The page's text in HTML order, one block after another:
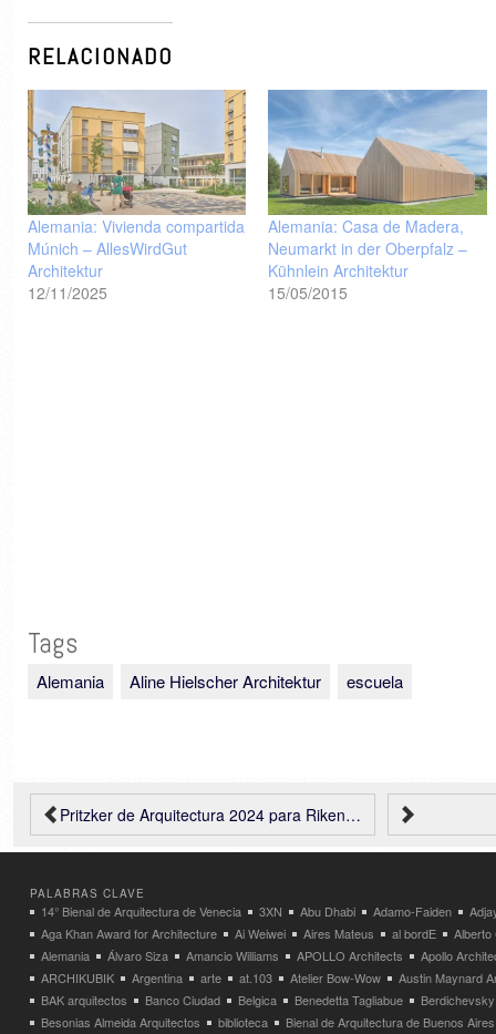
RELACIONADO
Alemania: Vivienda compartida
Múnich – AllesWirdGut
Architektur
12/11/2025
Alemania: Casa de Madera,
Neumarkt in der Oberpfalz –
Kühnlein Architektur
15/05/2015
Tags
Alemania Aline Hielscher Architektur escuela
Pritzker de Arquitectura 2024 para Riken Yamamoto
PALABRAS CLAVE
14° Bienal de Arquitectura de Venecia 3XN Abu Dhabi Adamo-Faiden
Aga Khan Award for Architecture
Ai Weiwei Aires Mateus al bordE
Alberto
Alemania
Álvaro Siza Amancio Williams APOLLO Architects
Apollo
ARCHIKUBIK
Argentina arte at.103 Atelier Bow-Wow
Austin Maynard
BAK arquitectos
Banco Ciudad Belgica Benedetta Tagliabue
Besonias Almeida Arquitectos
biblioteca
Bienal de Arquitectura de Buenos Aires